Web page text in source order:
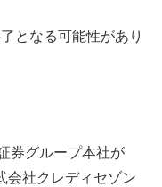
となる可能性があり
券グループ本社が
会社クレディセゾン